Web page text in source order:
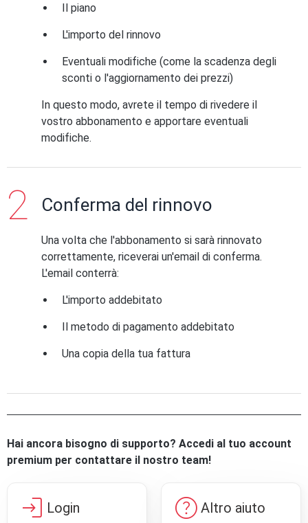
Il piano
L'importo del rinnovo
Eventuali modifiche (come la scadenza degli
sconti o l'aggiornamento dei prezzi)
In questo modo, avrete il tempo di rivedere il
vostro abbonamento e apportare eventuali
modifiche.
Conferma del rinnovo
Una volta che l'abbonamento si sarà rinnovato
correttamente, riceverai un'email di conferma.
L'email conterrà:
L'importo addebitato
Il metodo di pagamento addebitato
Una copia della tua fattura
Hai ancora bisogno di supporto? Accedi al tuo account
premium per contattare il nostro team!
login Login help Altro aiuto